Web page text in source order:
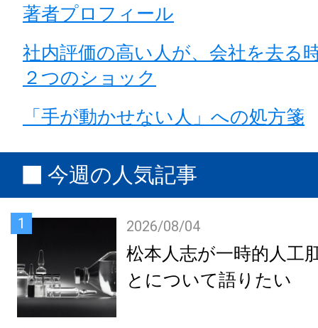
著者プロフィール
社内評価の高い人が、会社を去る
２つのショック
「手が動かせない人」への処方箋
今週の人気記事
1 2026/08/04
松本人志が一時的人工
とについて語りたい